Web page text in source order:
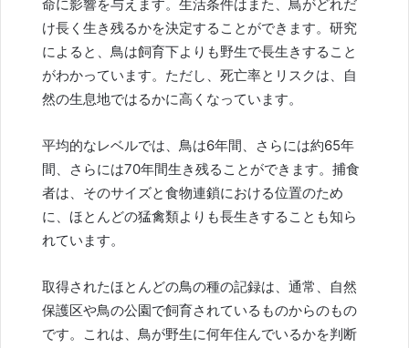
命に影響を与えます。生活条件はまた、鳥がどれだ
け長く生き残るかを決定することができます。研究
によると、鳥は飼育下よりも野生で長生きすること
がわかっています。ただし、死亡率とリスクは、自
然の生息地ではるかに高くなっています。
平均的なレベルでは、鳥は6年間、さらには約65年
間、さらには70年間生き残ることができます。捕食
者は、そのサイズと食物連鎖における位置のため
に、ほとんどの猛禽類よりも長生きすることも知ら
れています。
取得されたほとんどの鳥の種の記録は、通常、自然
保護区や鳥の公園で飼育されているものからのもの
です。これは、鳥が野生に何年住んでいるかを判断